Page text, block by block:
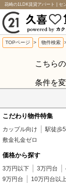
花崎の1LDK賃貸アパート | セ
TOPページ > 物件検索
こちら
条件を
こだわり物件特集
カップル向け 駅徒歩
敷金礼金ゼロ
価格から探す
3万円以下 3万円台
9万円台
10万円台以